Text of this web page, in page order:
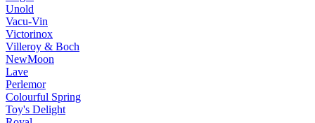
Unold
Vacu-Vin
Victorinox
Villeroy & Boch
NewMoon
Lave
Perlemor
Colourful Spring
Toy's Delight